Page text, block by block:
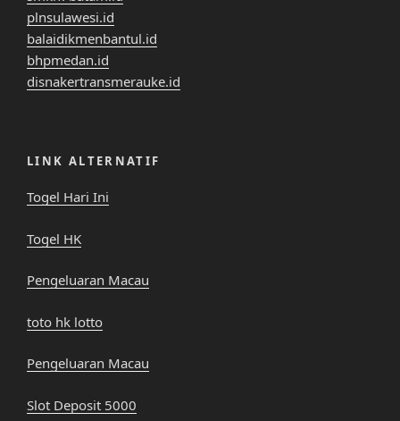
plnsulawesi.id
balaidikmenbantul.id
bhpmedan.id
disnakertransmerauke.id
LINK ALTERNATIF
Togel Hari Ini
Togel HK
Pengeluaran Macau
toto hk lotto
Pengeluaran Macau
Slot Deposit 5000